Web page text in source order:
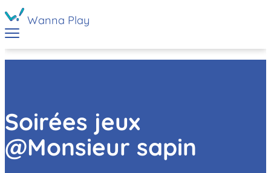
Wanna Play
Soirées jeux
@Monsieur sapin